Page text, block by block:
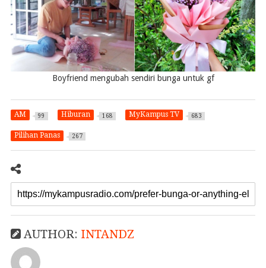
Boyfriend mengubah sendiri bunga untuk gf
AM 99 Hiburan 168 MyKampus TV 683
Pilihan Panas 267
AUTHOR: INTANDZ